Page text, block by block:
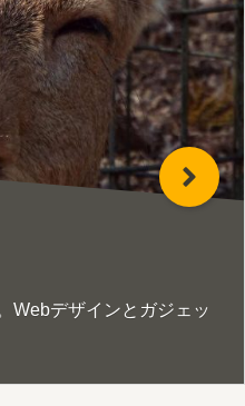
Webデザインとガジェッ